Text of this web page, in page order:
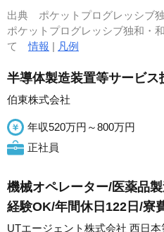
出典 ポケットプログレッシブ
ポケットプログレッシブ独和・
て情報 | 凡例
半導体製造装置等サービス
伯東株式会社
年収520万円～800万円
正社員
機械オペレーター/医薬品
経験OK/年間休日122日/寮
UTエージェント株式会社 西日本